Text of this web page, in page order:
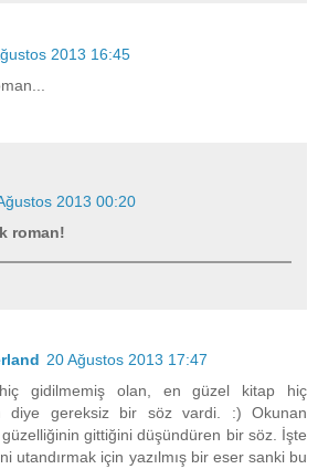
2013 16:45
2013 00:20
roman!
20 Ağustos 2013 17:47
gidilmemiş olan, en güzel kitap hiç
diye gereksiz bir söz vardi. :) Okunan
güzelliğinin gittiğini düşündüren bir söz. İşte
utandırmak için yazılmış bir eser sanki bu